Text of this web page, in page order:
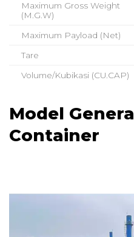
Maximum Gross Weight
(M.G.W)
Maximum Payload (Net)
Tare
Volume/Kubikasi (CU.CAP)
Model
Container